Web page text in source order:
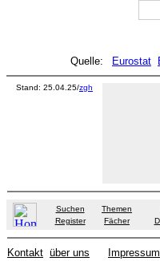
Quelle: Eurostat
Stand: 25.04.25/zgh
Suchen Themen
Register
Fächer
Kontakt über uns Impressum